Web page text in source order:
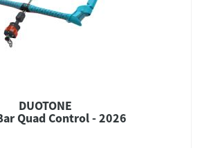
DUOTONE
Quad Control - 2026